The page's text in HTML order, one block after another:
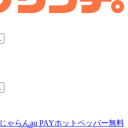
じゃらんau PAYホットペッパー無料